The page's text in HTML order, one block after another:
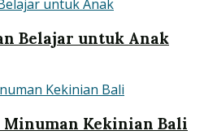
Belajar untuk Anak
Minuman Kekinian Bali